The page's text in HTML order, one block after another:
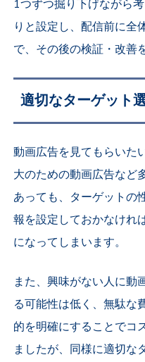
1つずつ掘り下げながら
りと設定し、配信前に全
で、その後の検証・改善
適切なターゲット
動画広告を見てもらいた
大のための動画広告など
あっても、ターゲットの
報を設定しておかなけれ
になってしまいます。
また、興味がない人に動
る可能性は低く、無駄な
的を明確にすることでコ
ましたが、同様に適切な